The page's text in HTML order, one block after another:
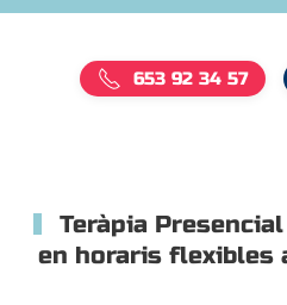
653 92 34 57
Teràpia
en horaris flexibles